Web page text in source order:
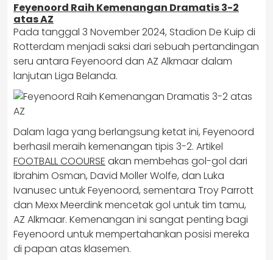
​Feyenoord Raih Kemenangan Dramatis 3-2
atas AZ
Pada tanggal 3 November 2024, Stadion De Kuip di
Rotterdam menjadi saksi dari sebuah pertandingan
seru antara Feyenoord dan AZ Alkmaar dalam
lanjutan Liga Belanda.
Dalam laga yang berlangsung ketat ini, Feyenoord
berhasil meraih kemenangan tipis 3-2.​ Artikel
FOOTBALL COOURSE akan membehas gol-gol dari
Ibrahim Osman, David Moller Wolfe, dan Luka
Ivanusec untuk Feyenoord, sementara Troy Parrott
dan Mexx Meerdink mencetak gol untuk tim tamu,
AZ Alkmaar. Kemenangan ini sangat penting bagi
Feyenoord untuk mempertahankan posisi mereka
di papan atas klasemen.